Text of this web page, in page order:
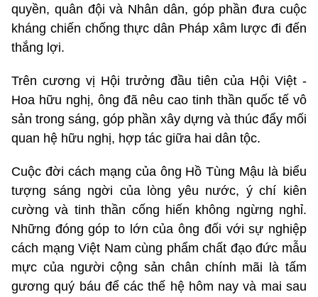
quyền, quân đội và Nhân dân, góp phần đưa cuộc
kháng chiến chống thực dân Pháp xâm lược đi đến
thắng lợi.
Trên cương vị Hội trưởng đầu tiên của Hội Việt -
Hoa hữu nghị, ông đã nêu cao tinh thần quốc tế vô
sản trong sáng, góp phần xây dựng và thúc đẩy mối
quan hệ hữu nghị, hợp tác giữa hai dân tộc.
Cuộc đời cách mạng của ông Hồ Tùng Mậu là biểu
tượng sáng ngời của lòng yêu nước, ý chí kiên
cường và tinh thần cống hiến không ngừng nghỉ.
Những đóng góp to lớn của ông đối với sự nghiệp
cách mạng Việt Nam cùng phẩm chất đạo đức mẫu
mực của người cộng sản chân chính mãi là tấm
gương quý báu để các thế hệ hôm nay và mai sau